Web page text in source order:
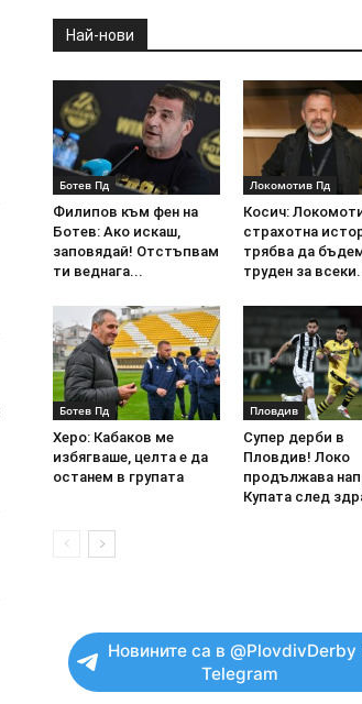
Най-нови
Ботев Пд
Филипов към фен на
Ботев: Ако искаш,
заповядай! Отстъпвам
ти веднага...
Локомотив Пд
Косич:
страхотна
трябва да
труден за
Ботев Пд
Херо: Кабаков ме
избягваше, целта е да
останем в групата
Пловдив
Супер дерби в
Пловдив! Локо
продължава
Купата след
Новините са в @PlovdivDerby
Telegram